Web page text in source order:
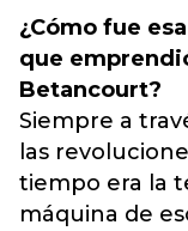
¿Cómo fue
que
Betancourt?
Siempre a
las
tiempo era la
máquina de